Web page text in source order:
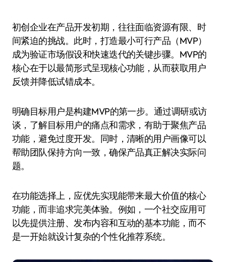
初创企业在产品开发初期，往往面临资源有限、时
间紧迫的挑战。此时，打造最小可行产品（MVP）
成为验证市场假设和快速迭代的关键步骤。MVP的
核心在于以最简形式呈现核心功能，从而获取用户
反馈并降低试错成本。
明确目标用户是构建MVP的第一步。通过调研或访
谈，了解目标用户的痛点和需求，有助于聚焦产品
功能，避免过度开发。同时，清晰的用户画像可以
帮助团队保持方向一致，确保产品真正解决实际问
题。
在功能选择上，应优先实现能带来最大价值的核心
功能，而非追求完美体验。例如，一个社交应用可
以先提供注册、发布内容和互动的基本功能，而不
是一开始就设计复杂的个性化推荐系统。